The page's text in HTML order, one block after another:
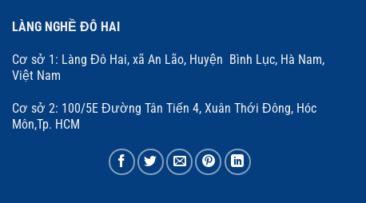
LÀNG NGHỀ ĐÔ HAI
Cơ sở 1: Làng Đô Hai, xã An Lão, Huyện Bình Lục, Hà Nam,
Việt Nam
Cơ sở 2: 100/5E Đường Tân Tiến 4, Xuân Thới Đông, Hóc
Môn,Tp. HCM